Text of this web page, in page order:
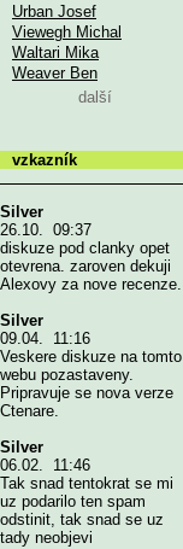
Urban Josef
Viewegh Michal
Waltari Mika
Weaver Ben
další
vzkazník
Silver
26.10. 09:37
diskuze pod clanky opet
otevrena. zaroven dekuji
Alexovy za nove recenze.
Silver
09.04. 11:16
Veskere diskuze na tomto
webu pozastaveny.
Pripravuje se nova verze
Ctenare.
Silver
06.02. 11:46
Tak snad tentokrat se mi
uz podarilo ten spam
odstinit, tak snad se uz
tady neobjevi